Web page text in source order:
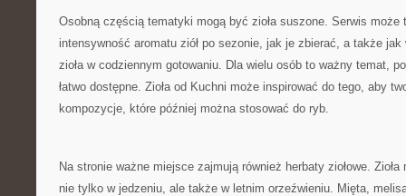
Osobną częścią tematyki mogą być zioła suszone. Serwis może
intensywność aromatu ziół po sezonie, jak je zbierać, a także
zioła w codziennym gotowaniu. Dla wielu osób to ważny temat,
łatwo dostępne. Zioła od Kuchni może inspirować do tego, aby
kompozycje, które później można stosować do ryb.
Na stronie ważne miejsce zajmują również herbaty ziołowe.
nie tylko w jedzeniu, ale także w letnim orzeźwieniu. Mięta,